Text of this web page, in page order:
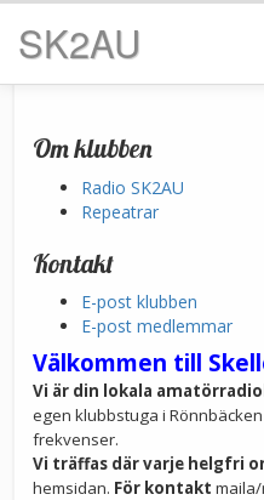
SK2AU
Om klubben
Radio SK2AU
Repeatrar
Kontakt
E-post klubben
E-post medlemmar
Välkommen till
Vi är din lokala
egen klubbstuga i
frekvenser.
Vi träffas där varje helgfri
hemsidan. För kontakt